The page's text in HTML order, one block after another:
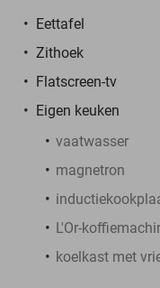
Eettafel
Zithoek
Flatscreen-tv
Eigen keuken
vaatwasser
magnetron
L'Or-
koelkast met